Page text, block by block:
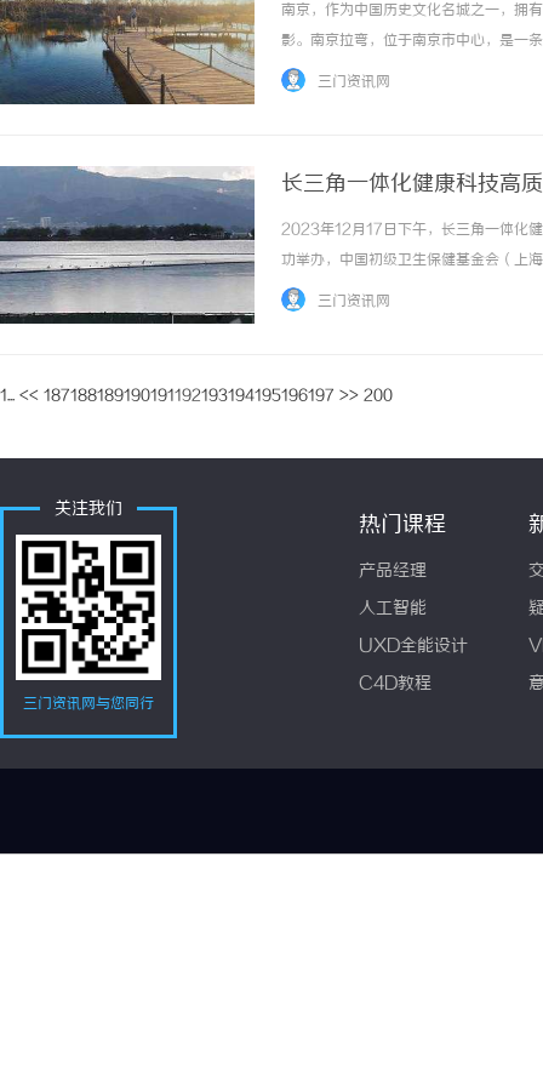
南京，作为中国历史文化名城之一，拥
影。南京拉弯，位于南京市中心，是一
氛围而闻名于世。从远处望去，南京拉
三门资讯网
长三角一体化健康科技高
会堂成功举办
2023年12月17日下午，长三角一体化
功举办，中国初级卫生保健基金会（上
陈赛娟院士的致辞；上海交通大学附属
三门资讯网
1... << 187188189190191192193194195196197 >> 200
关注我们
三门资讯网与您同行
热门课程
产品经理
人工智能
UXD全能设计
C4D教程